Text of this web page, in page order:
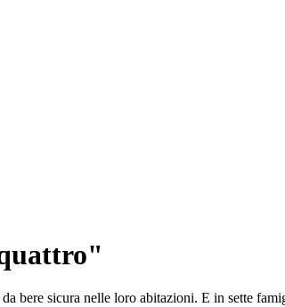
bere sicura nelle loro abitazioni. E in sette